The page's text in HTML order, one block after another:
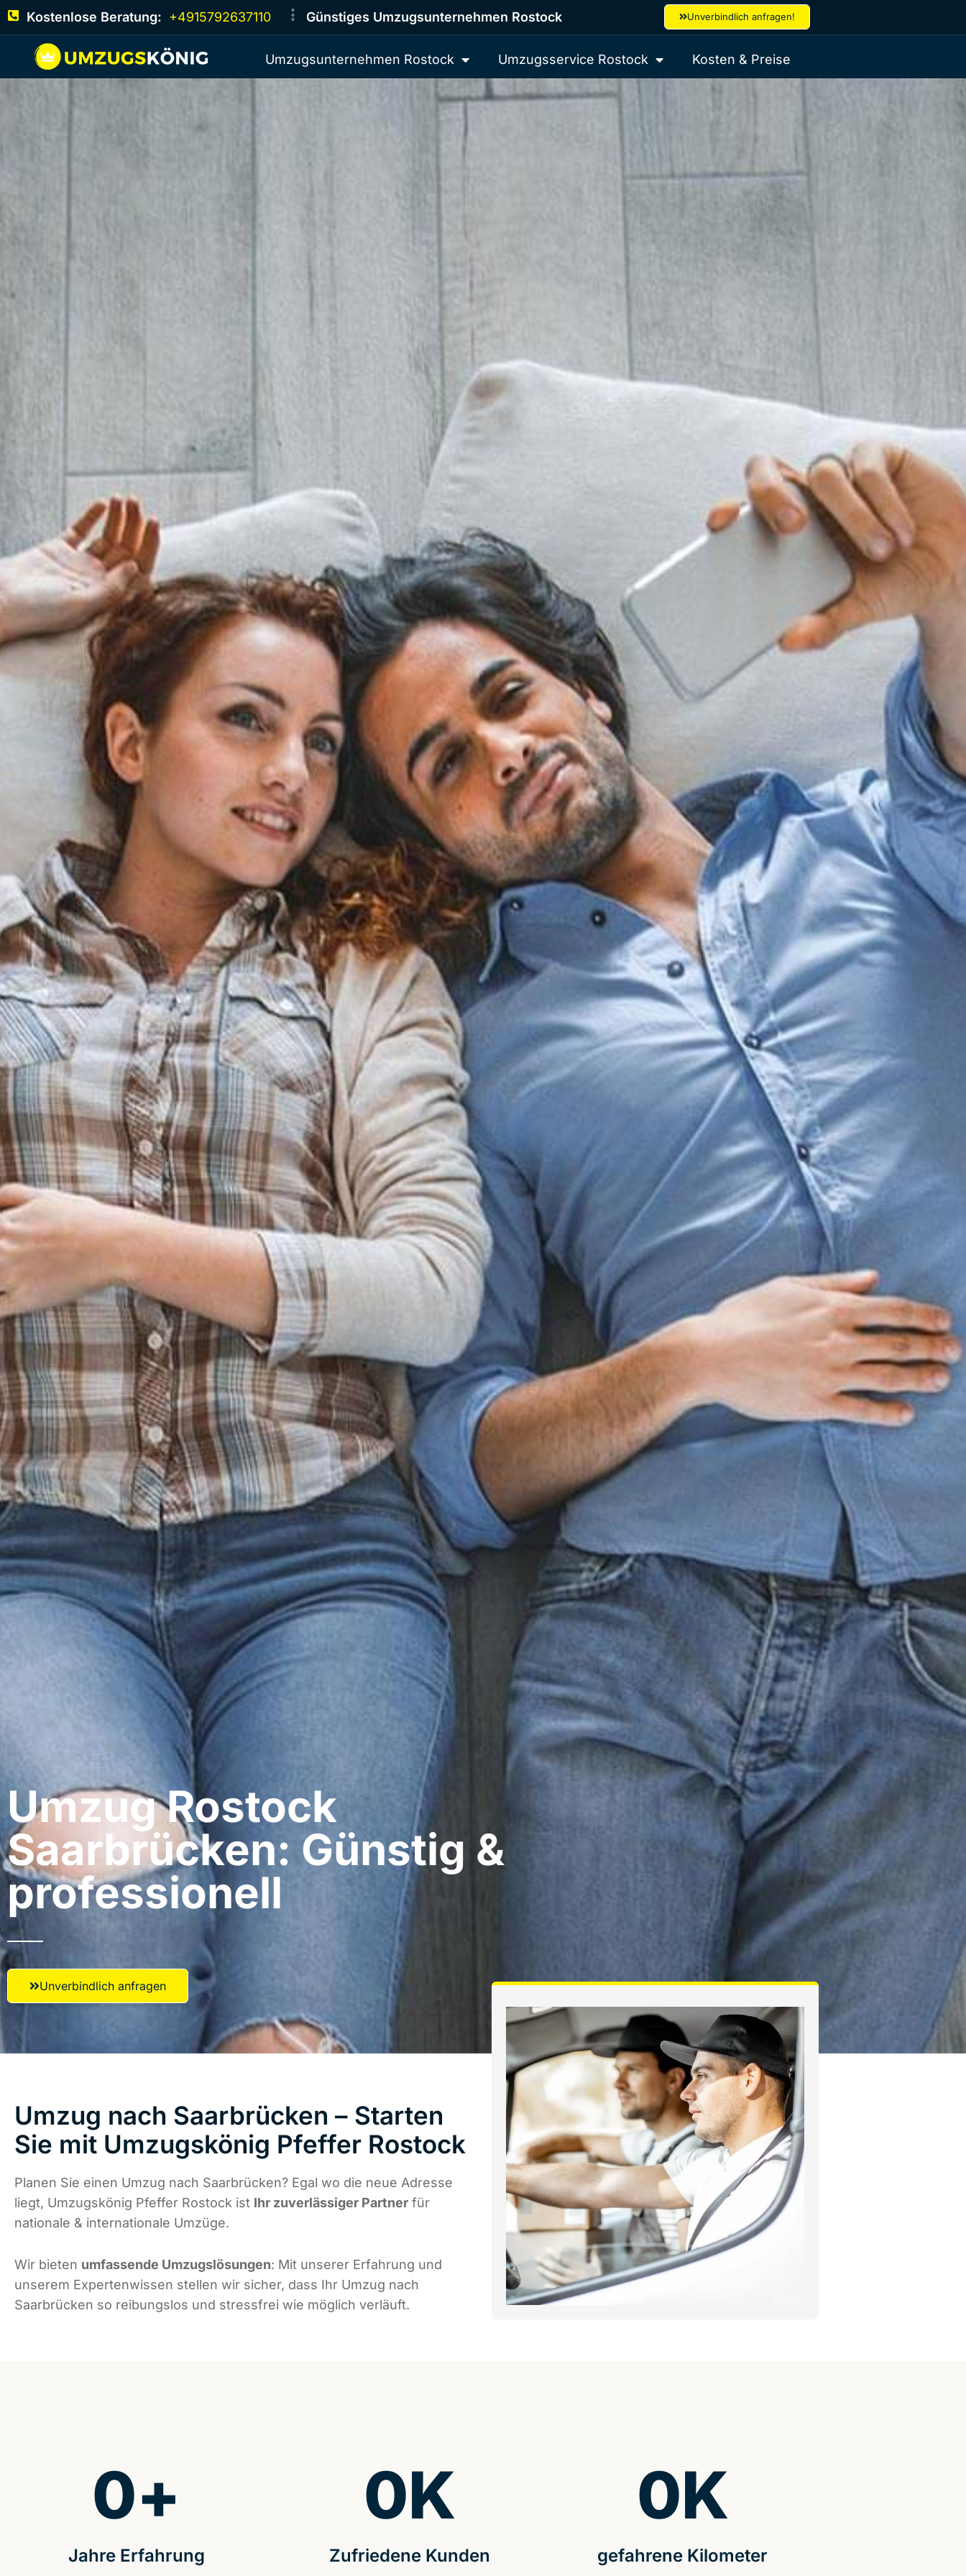
Kostenlose Beratung: +4915792637110 Günstiges Umzugsunternehmen Rostock Unverbindlich anfragen!
Umzugsunternehmen Rostock Umzugsservice Rostock Kosten & Preise
Umzug Rostock​
Saarbrücken: Günstig &
professionell​
Unverbindlich anfragen
Umzug nach Saarbrücken – Starten
Sie mit Umzugskönig Pfeffer Rostock
Planen Sie einen Umzug nach Saarbrücken? Egal wo die neue Adresse
liegt, Umzugskönig Pfeffer Rostock ist Ihr zuverlässiger Partner für
nationale & internationale Umzüge.
Wir bieten umfassende Umzugslösungen: Mit unserer Erfahrung und
unserem Expertenwissen stellen wir sicher, dass Ihr Umzug nach
Saarbrücken so reibungslos und stressfrei wie möglich verläuft.
Jahre Erfahrung
0+
Zufriedene Kunden
0K
gefahrene Kilometer
0K